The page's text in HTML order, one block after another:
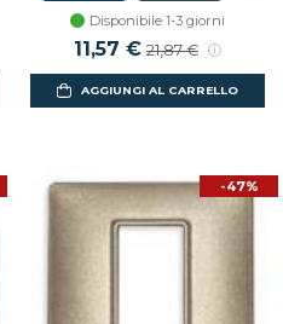
Disponibile 1-3 giorni
11,57 € 21,87 €
AGGIUNGI AL CARRELLO
-47%